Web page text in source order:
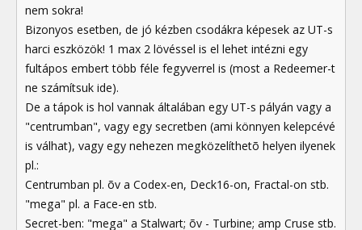
nem sokra!
Bizonyos esetben, de jó kézben csodákra képesek az UT-s
harci eszközök! 1 max 2 lövéssel is el lehet intézni egy
fultápos embert több féle fegyverrel is (most a Redeemer-t
ne számítsuk ide).
De a tápok is hol vannak általában egy UT-s pályán vagy a
"centrumban", vagy egy secretben (ami könnyen kelepcévé
is válhat), vagy egy nehezen megközelíthetõ helyen ilyenek
pl.:
Centrumban pl. õv a Codex-en, Deck16-on, Fractal-on stb.
"mega" pl. a Face-en stb.
Secret-ben: "mega" a Stalwart; õv - Turbine; amp Cruse stb.